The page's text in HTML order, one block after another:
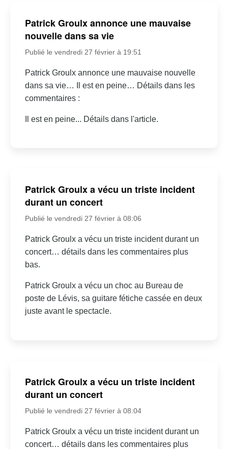
Patrick Groulx annonce une mauvaise
nouvelle dans sa vie
Publié le vendredi 27 février à 19:51
Patrick Groulx annonce une mauvaise nouvelle
dans sa vie… Il est en peine… Détails dans les
commentaires :
Il est en peine... Détails dans l'article.
Patrick Groulx a vécu un triste incident
durant un concert
Publié le vendredi 27 février à 08:06
Patrick Groulx a vécu un triste incident durant un
concert… détails dans les commentaires plus
bas.
Patrick Groulx a vécu un choc au Bureau de
poste de Lévis, sa guitare fétiche cassée en deux
juste avant le spectacle.
Patrick Groulx a vécu un triste incident
durant un concert
Publié le vendredi 27 février à 08:04
Patrick Groulx a vécu un triste incident durant un
concert… détails dans les commentaires plus